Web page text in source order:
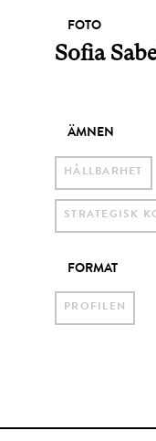
FOTO
Sofia
ÄMNEN
HÅLLBARHET
STRATEGISK
FORMAT
PROFILEN